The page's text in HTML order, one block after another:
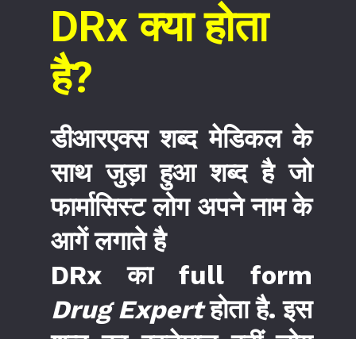
डीआरएक्स शब्द मेडिकल के
साथ जुड़ा हुआ शब्द है जो
फार्मासिस्ट लोग अपने नाम के
आगें लगाते है
DRx का full form
Drug Expertहोता है. इस
DRx क्या होता
है?